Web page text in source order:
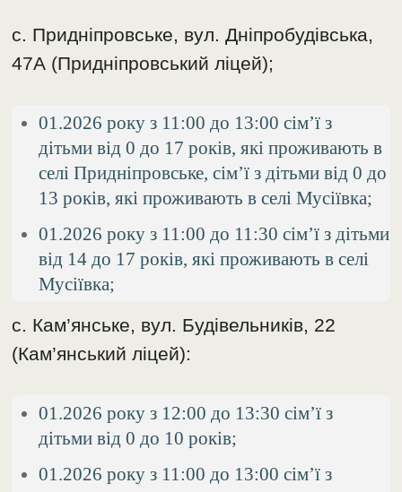
с. Придніпровське, вул. Дніпробудівська,
47А (Придніпровський ліцей);
01.2026 року з 11:00 до 13:00 сім’ї з
дітьми від 0 до 17 років, які проживають в
селі Придніпровське, сім’ї з дітьми від 0 до
13 років, які проживають в селі Мусіївка;
01.2026 року з 11:00 до 11:30 сім’ї з дітьми
від 14 до 17 років, які проживають в селі
Мусіївка;
с. Кам’янське, вул. Будівельників, 22
(Кам’янський ліцей):
01.2026 року з 12:00 до 13:30 сім’ї з
дітьми від 0 до 10 років;
01.2026 року з 11:00 до 13:00 сім’ї з